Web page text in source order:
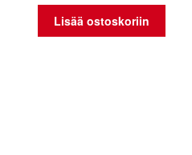
Lisää ostoskoriin